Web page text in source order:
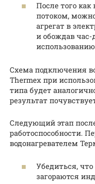
После того
потоком,
агрегат в
и обождав час-
Схема подключения
Thermex при
типа будет
результат
Следующий этап
работоспособности.
водонагревателем
Убедиться,
загораются